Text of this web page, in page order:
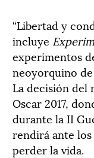
“Libertad y
incluye
experimentos
neoyorquino
La decisión del
Oscar 2017,
durante la II
rendirá ante los
perder la vida.